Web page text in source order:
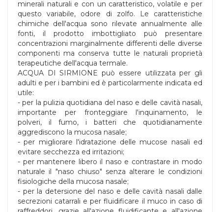
minerali naturali e con un caratteristico, volatile e per
questo variabile, odore di zolfo. Le caratteristiche
chimiche dell'acqua sono rilevate annualmente alle
fonti, il prodotto imbottigliato può presentare
concentrazioni marginalmente differenti delle diverse
componenti ma conserva tutte le naturali proprietà
terapeutiche dell'acqua termale.
ACQUA DI SIRMIONE può essere utilizzata per gli
adulti e per i bambini ed è particolarmente indicata ed
utile:
- per la pulizia quotidiana del naso e delle cavità nasali,
importante per fronteggiare l'inquinamento, le
polveri, il fumo, i batteri che quotidianamente
aggrediscono la mucosa nasale;
- per migliorare l'idratazione delle mucose nasali ed
evitare secchezza ed irritazioni;
- per mantenere libero il naso e contrastare in modo
naturale il "naso chiuso" senza alterare le condizioni
fisiologiche della mucosa nasale;
- per la detersione del naso e delle cavità nasali dalle
secrezioni catarrali e per fluidificare il muco in caso di